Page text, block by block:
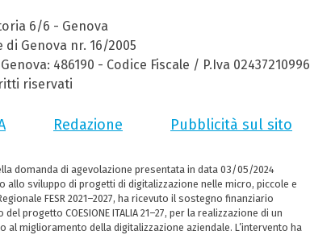
6/6 - Genova
Genova nr. 16/2005
486190 - Codice Fiscale / P.Iva 02437210996
riservati
Redazione Pubblicità sul sito
domanda di agevolazione presentata in data 03/05/2024
allo sviluppo di progetti di digitalizzazione nelle micro, piccole e
FESR 2021–2027, ha ricevuto il sostegno finanziario
progetto COESIONE ITALIA 21–27, per la realizzazione di un
al miglioramento della digitalizzazione aziendale. L’intervento ha